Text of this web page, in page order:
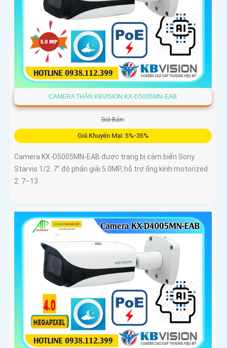
CAMERA THÂN KBVISION KX-D5005MN-EAB
Giá Bán:
Giá Khuyến Mại: 5%-35%
Camera KX-D5005MN-EAB được trang bị cảm biến Sony
Starvis 1/2. 7” độ phân giải 5.0MP, hỗ trợ ống kính motorized
2. 7–13